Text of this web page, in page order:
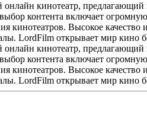
кинотеатр, предлагающий
контента включает
кинотеатров. Высокое
LordFilm открывает мир кино
кинотеатр, предлагающий
контента включает
кинотеатров. Высокое
LordFilm открывает мир кино